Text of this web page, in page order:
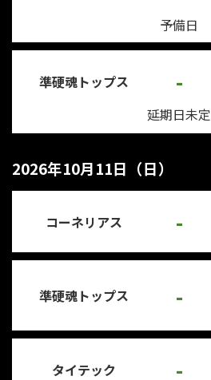
予備日
準硬魂トップス -
延期日未定
2026年10月11日（日）
コーネリアス -
準硬魂トップス -
タイテック -